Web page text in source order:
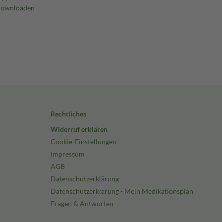
Rechtliches
Widerruf erklären
Cookie-Einstellungen
Impressum
AGB
Datenschutzerklärung
Datenschutzerklärung - Mein Medikationsplan
Fragen & Antworten